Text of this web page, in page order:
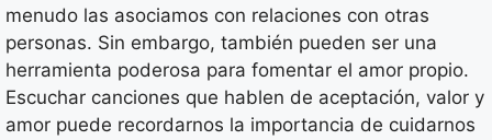
menudo las asociamos con relaciones con otras
personas. Sin embargo, también pueden ser una
herramienta poderosa para fomentar el amor propio.
Escuchar canciones que hablen de aceptación, valor y
amor puede recordarnos la importancia de cuidarnos